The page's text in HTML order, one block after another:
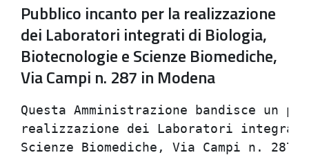
Pubblico incanto per la realizzazione
dei Laboratori integrati di Biologia,
Biotecnologie e Scienze Biomediche,
Via Campi n. 287 in Modena
Questa Amministrazione
realizzazione dei Laboratori
Scienze Biomediche,